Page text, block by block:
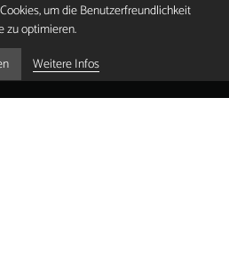
um die Benutzerfreundlichkeit
zu optimieren.
Weitere Infos